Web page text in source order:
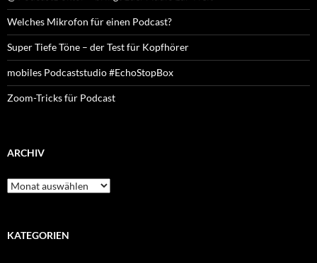
Welches Mikrofon für einen Podcast?
Super Tiefe Töne – der Test für Kopfhörer
mobiles Podcaststudio #EchoStopBox
Zoom-Tricks für Podcast
ARCHIV
Archiv
KATEGORIEN